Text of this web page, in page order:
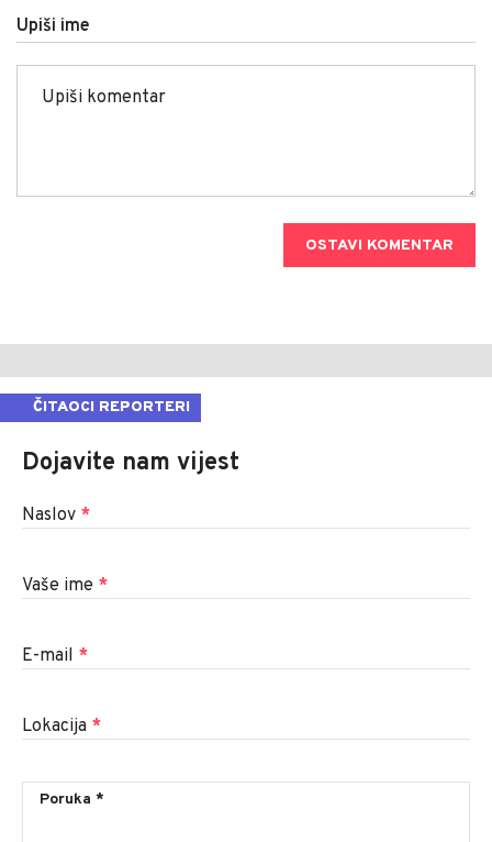
Upiši ime
OSTAVI KOMENTAR
ČITAOCI REPORTERI
Dojavite nam vijest
Naslov *
Vaše ime *
E-mail *
Lokacija *